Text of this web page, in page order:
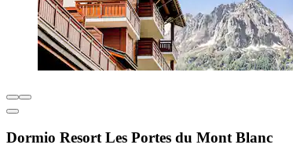
Dormio Resort Les Portes du Mont Blanc